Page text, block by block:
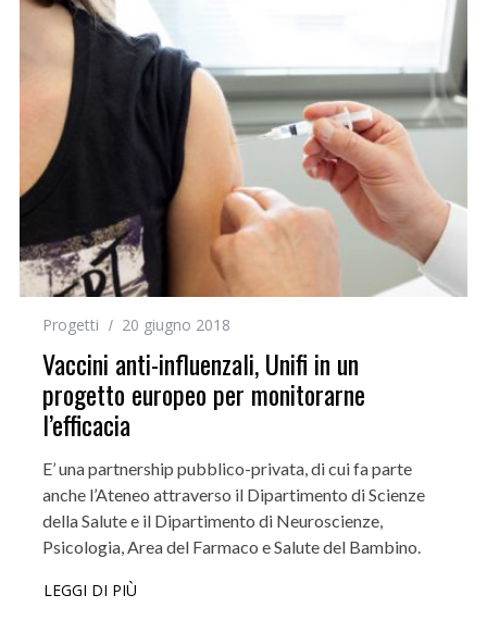
Progetti 20 giugno 2018
Vaccini anti-influenzali, Unifi in un
progetto europeo per monitorarne
l’efficacia
E’ una partnership pubblico-privata, di cui fa parte
anche l’Ateneo attraverso il Dipartimento di Scienze
della Salute e il Dipartimento di Neuroscienze,
Psicologia, Area del Farmaco e Salute del Bambino.
LEGGI DI PIÙ